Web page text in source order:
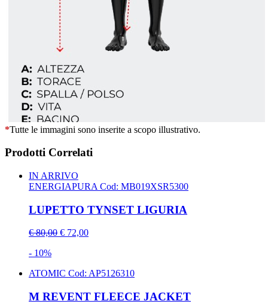
*Tutte le immagini sono inserite a scopo illustrativo.
Prodotti Correlati
IN ARRIVO
ENERGIAPURA Cod: MB019XSR5300
LUPETTO TYNSET LIGURIA
€ 80,00 € 72,00
- 10%
ATOMIC Cod: AP5126310
M REVENT FLEECE JACKET